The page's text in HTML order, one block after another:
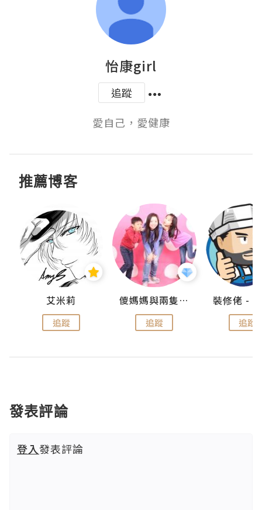
怡康girl
追蹤
愛自己，愛健康
推薦博客
艾米莉
追蹤
儍媽媽與兩隻小魔怪之家
追蹤 追蹤
發表評論
登入發表評論